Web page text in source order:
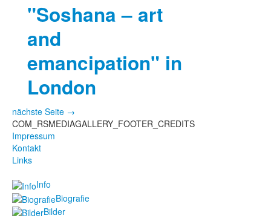
"Soshana – art
and
emancipation" in
London
nächste Seite →
COM_RSMEDIAGALLERY_FOOTER_CREDITS
Impressum
Kontakt
Links
Info
Biografie
Bilder